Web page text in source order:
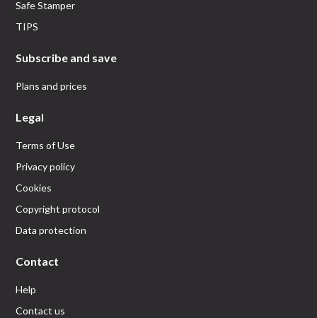
Safe Stamper
TIPS
Subscribe and save
Plans and prices
Legal
Terms of Use
Privacy policy
Cookies
Copyright protocol
Data protection
Contact
Help
Contact us